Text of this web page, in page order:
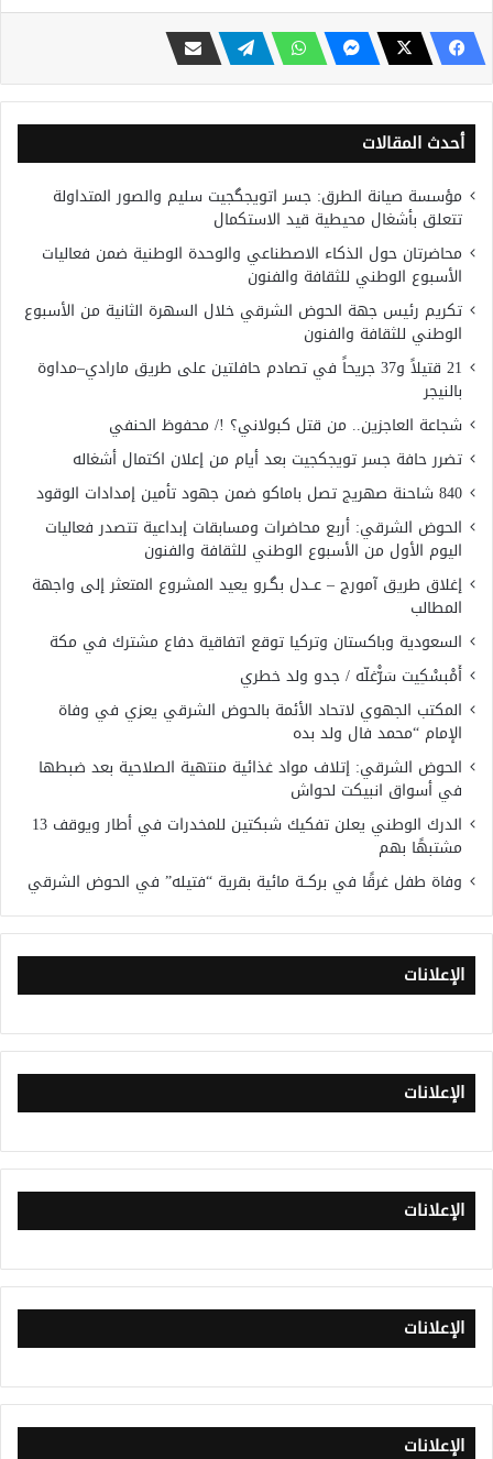
أحدث المقالات
مؤسسة صيانة الطرق: جسر اتويجگجيت سليم والصور المتداولة
تتعلق بأشغال محيطية قيد الاستكمال
محاضرتان حول الذكاء الاصطناعي والوحدة الوطنية ضمن فعاليات
الأسبوع الوطني للثقافة والفنون
تكريم رئيس جهة الحوض الشرقي خلال السهرة الثانية من الأسبوع
الوطني للثقافة والفنون
21 قتيلاً و37 جريحاً في تصادم حافلتين على طريق مارادي–مداوة
بالنيجر
شجاعة العاجزين.. من قتل كبولاني؟ !/ محفوظ الحنفي
تضرر حافة جسر تويجكجيت بعد أيام من إعلان اكتمال أشغاله
840 شاحنة صهريج تصل باماكو ضمن جهود تأمين إمدادات الوقود
الحوض الشرقي: أربع محاضرات ومسابقات إبداعية تتصدر فعاليات
اليوم الأول من الأسبوع الوطني للثقافة والفنون
إغلاق طريق آمورج – عــدل بگـرو يعيد المشروع المتعثر إلى واجهة
المطالب
السعودية وباكستان وتركيا توقع اتفاقية دفاع مشترك في مكة
أَمْبسْكِيت سَرّْغلّه / جدو ولد خطري
المكتب الجهوي لاتحاد الأئمة بالحوض الشرقي يعزي في وفاة
الإمام “محمد فال ولد بده
الحوض الشرقي: إتلاف مواد غذائية منتهية الصلاحية بعد ضبطها
في أسواق انبيكت لحواش
الدرك الوطني يعلن تفكيك شبكتين للمخدرات في أطار ويوقف 13
مشتبهًا بهم
وفاة طفل غرقًا في بركــة مائية بقرية “فتيله” في الحوض الشرقي
الإعلانات
الإعلانات
الإعلانات
الإعلانات
الإعلانات